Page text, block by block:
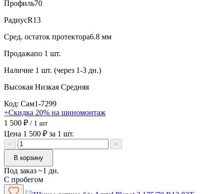
Профиль70
РадиусR13
Сред. остаток протектора6.8 мм
Продажапо 1 шт.
Наличие 1 шт. (через 1-3 дн.)
Высокая Низкая Средняя
Код: Сам1-7299
+Скидка 20% на шиномонтаж
1 500 ₽ / 1 шт
Цена 1 500 ₽ за 1 шт.
−
+
В корзину
Под заказ ~1 дн.
С пробегом